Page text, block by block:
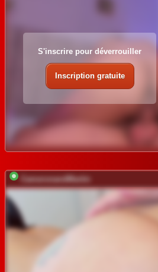
S'inscrire pour déverrouiller
Inscription gratuite
CameronandMartin